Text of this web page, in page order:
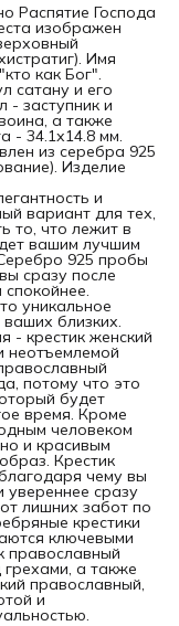
Распятие Господа
изображен
Имя
как Бог".
сатану и его
- заступник и
а также
- 34.1х14.8 мм.
из серебра 925
Изделие
и
вариант для тех,
то, что лежит в
вашим лучшим
925 пробы
сразу после
уникальное
близких.
- крестик женский
неотъемлемой
потому что это
будет
время. Кроме
человеком
и красивым
Крестик
чему вы
увереннее сразу
лишних забот по
крестики
ключевыми
православный
а также
православный,
и